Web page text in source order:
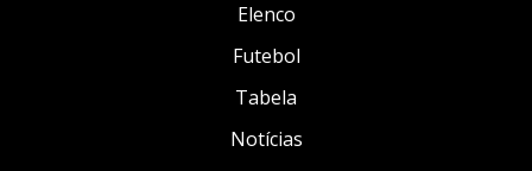
Elenco
Futebol
Tabela
Notícias